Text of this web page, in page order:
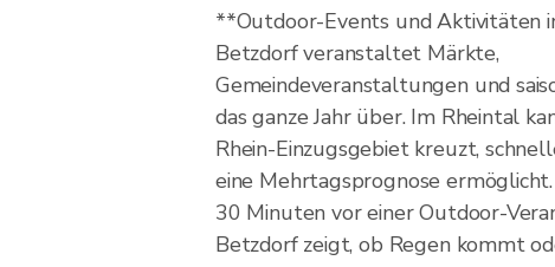
**Outdoor-Events und Aktivitäten
Betzdorf veranstaltet Märkte,
Gemeindeveranstaltungen und
das ganze Jahr über. Im Rheintal
Rhein-Einzugsgebiet kreuzt,
eine Mehrtagsprognose
30 Minuten vor einer Outdoor-
Betzdorf zeigt, ob Regen kommt